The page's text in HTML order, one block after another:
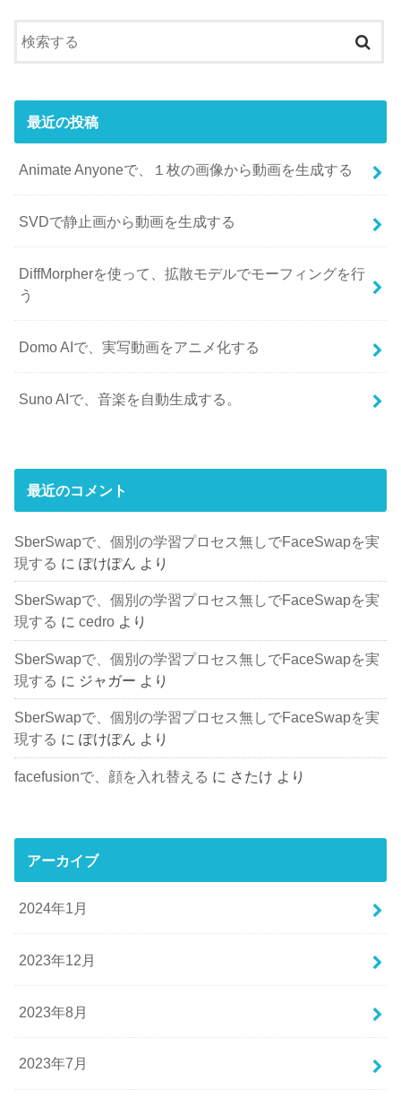
最近の投稿
Animate Anyoneで、１枚の画像から動画を生成する
SVDで静止画から動画を生成する
DiffMorpherを使って、拡散モデルでモーフィングを行
う
Domo AIで、実写動画をアニメ化する
Suno AIで、音楽を自動生成する。
最近のコメント
SberSwapで、個別の学習プロセス無しでFaceSwapを実
現する にぽけぽん より
SberSwapで、個別の学習プロセス無しでFaceSwapを実
現する にcedro より
SberSwapで、個別の学習プロセス無しでFaceSwapを実
現する に ジャガー より
SberSwapで、個別の学習プロセス無しでFaceSwapを実
現する にぽけぽん より
facefusionで、顔を入れ替える に さたけ より
アーカイブ
2024年1月
2023年12月
2023年8月
2023年7月